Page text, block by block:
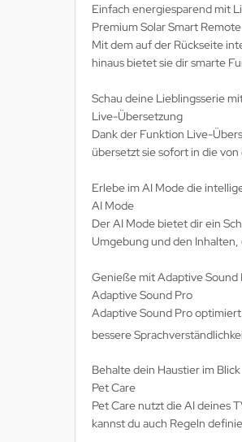
Einfach energiesparend mit
Premium Solar Smart Remote
Mit dem auf der Rückseite
hinaus bietet sie dir smarte
Schau deine Lieblingsserie
Live-Übersetzung
Dank der Funktion Live-
übersetzt sie sofort in die
Erlebe im AI Mode die
AI Mode
Der AI Mode bietet dir ein
Umgebung und den Inhalten,
Genieße mit Adaptive Sound
Adaptive Sound Pro
Adaptive Sound Pro
bessere
Behalte dein Haustier im Blick
Pet Care
Pet Care nutzt die AI deines
kannst du auch Regeln